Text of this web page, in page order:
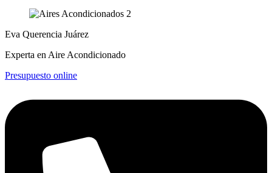
Eva Querencia Juárez
Experta en Aire Acondicionado
Presupuesto online